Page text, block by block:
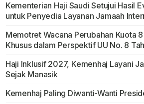
Kementerian Haji Saudi Setujui Hasil
untuk Penyedia Layanan Jamaah
Memotret Wacana Perubahan Kuota
Khusus dalam Perspektif UU No. 8
Haji Inklusif 2027, Kemenhaj Layani
Sejak Manasik
Kemenhaj Paling Diwanti-Wanti